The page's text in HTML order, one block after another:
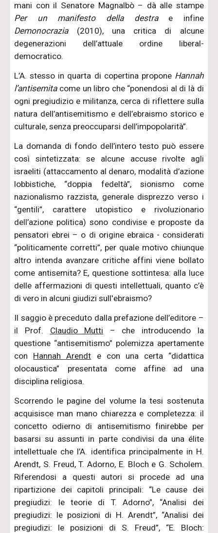
mani con il Senatore Magnalbò – dà alle stampe
Per un manifesto della destrae infine
Demonocrazia(2010), una critica di alcune
degenerazioni dell’attuale ordine liberal-
democratico.
L’A. stesso in quarta di copertina propone Hannah
l’antisemitacome un libro che “ponendosi al di là di
ogni pregiudizio e militanza, cerca di riflettere sulla
natura dell’antisemitismo e dell’ebraismo storico e
culturale, senza preoccuparsi dell’impopolarità”.
La domanda di fondo dell’intero testo può essere
così sintetizzata: se alcune accuse rivolte agli
israeliti (attaccamento al denaro, modalità d’azione
lobbistiche, “doppia fedeltà”, sionismo come
nazionalismo razzista, generale disprezzo verso i
“gentili”, carattere utopistico e rivoluzionario
dell’azione politica) sono condivise e proposte da
pensatori ebrei – o di origine ebraica - considerati
“politicamente corretti”, per quale motivo chiunque
altro intenda avanzare critiche affini viene bollato
come antisemita? E, questione sottintesa: alla luce
delle affermazioni di questi intellettuali, quanto c’è
di vero in alcuni giudizi sull'ebraismo?
Il saggio è preceduto dalla prefazione dell’editore –
il Prof. Claudio Mutti – che introducendo la
questione “antisemitismo” polemizza apertamente
con Hannah Arendt e con una certa “didattica
olocaustica” presentata come affine ad una
disciplina religiosa.
Scorrendo le pagine del volume la tesi sostenuta
acquisisce man mano chiarezza e completezza: il
concetto odierno di antisemitismo finirebbe per
basarsi su assunti in parte condivisi da una élite
intellettuale che l’A. identifica principalmente in H.
Arendt, S. Freud, T. Adorno, E. Bloch e G. Scholem.
Riferendosi a questi autori si procede ad una
ripartizione dei capitoli principali: “Le cause dei
pregiudizi: le teorie di T. Adorno”, “Analisi dei
pregiudizi: le posizioni di H. Arendt”, “Analisi dei
pregiudizi: le posizioni di S. Freud”, “E. Bloch: